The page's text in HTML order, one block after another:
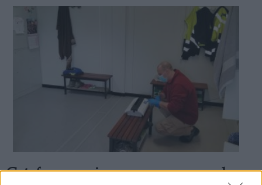
Getafe se empieza a preparar para la